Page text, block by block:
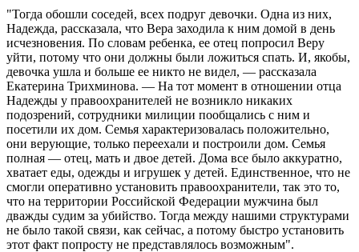
"Тогда обошли соседей, всех подруг девочки. Одна из них,
Надежда, рассказала, что Вера заходила к ним домой в день
исчезновения. По словам ребенка, ее отец попросил Веру
уйти, потому что они должны были ложиться спать. И, якобы,
девочка ушла и больше ее никто не видел, — рассказала
Екатерина Трихминова. — На тот момент в отношении отца
Надежды у правоохранителей не возникло никаких
подозрений, сотрудники милиции пообщались с ним и
посетили их дом. Семья характеризовалась положительно,
они верующие, только переехали и построили дом. Семья
полная — отец, мать и двое детей. Дома все было аккуратно,
хватает еды, одежды и игрушек у детей. Единственное, что не
смогли оперативно установить правоохранители, так это то,
что на территории Российской Федерации мужчина был
дважды судим за убийство. Тогда между нашими структурами
не было такой связи, как сейчас, а потому быстро установить
этот факт попросту не представлялось возможным".